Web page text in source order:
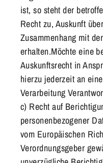
ist, so steht der
Recht zu, Auskunft
Zusammenhang mit
erhalten.Möchte eine
Auskunftsrecht in
hierzu jederzeit an
Verarbeitung
c) Recht auf
personenbezogener
vom Europäischen
Verordnungsgeber